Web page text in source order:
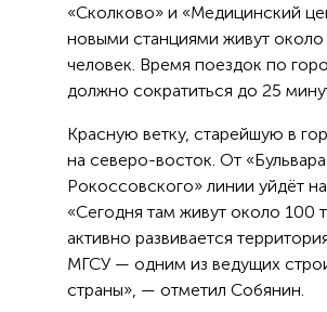
«Сколково» и «Медицинский
новыми станциями живут около
человек. Время поездок по
должно сократиться до 25
Красную ветку, старейшую в
на северо-восток. От «Бульвара
Рокоссовского» линии уйдёт
«Сегодня там живут около 100
активно развивается
МГСУ — одним из ведущих
страны», — отметил Собянин.